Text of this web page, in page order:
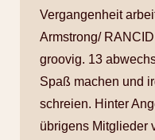
Vergangenheit
Armstrong/
groovig. 13
Spaß machen und
schreien. Hinter
übrigens Mitglieder